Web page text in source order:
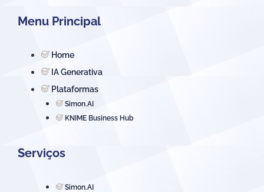
Menu Principal
Home
IA Generativa
Plataformas
Simon.AI
KNIME Business Hub
Serviços
Simon.AI